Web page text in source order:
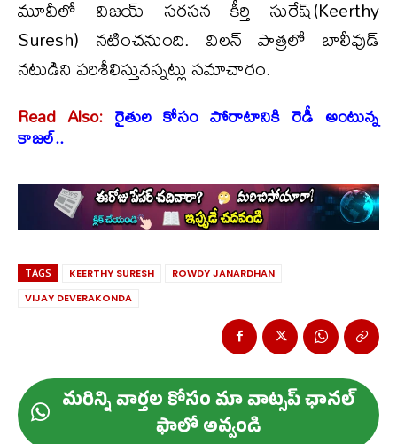
మూవీలో విజయ్ సరసన కీర్తి సురేష్(Keerthy
Suresh) నటించనుంది. విలన్ పాత్రలో బాలీవుడ్
నటుడిని పరిశీలిస్తునస్నట్లు సమాచారం.
Read Also: రైతుల కోసం పోరాటానికి రెడీ అంటున్న
కాజల్..
TAGS KEERTHY SURESH
ROWDY JANARDHAN
VIJAY DEVERAKONDA
మ‌రిన్ని వార్త‌ల కోసం మా వాట్స‌ప్ ఛాన‌ల్
ఫాలో అవ్వండి